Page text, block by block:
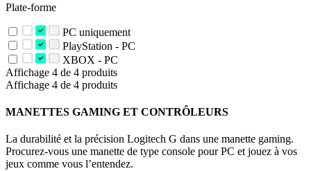
Plate-forme
PC uniquement
PlayStation - PC
XBOX - PC
Affichage 4 de 4 produits
Affichage 4 de 4 produits
MANETTES GAMING ET CONTRÔLEURS
La durabilité et la précision Logitech G dans une manette gaming.
Procurez-vous une manette de type console pour PC et jouez à vos
jeux comme vous l’entendez.